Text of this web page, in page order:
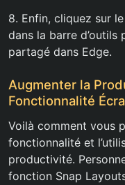
8. Enfin, cliquez sur
dans la barre
partagé dans Edge.
Augmenter la
Fonctionnalité
Voilà comment vous
fonctionnalité et
productivité.
fonction Snap